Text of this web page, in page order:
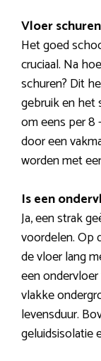
Vloer
Het goed
cruciaal. Na
schuren? Dit
gebruik en het
om eens per 8
door een
worden met
Is een
Ja, een strak
voordelen. Op
de vloer lang
een
vlakke
levensduur.
geluidsisolatie